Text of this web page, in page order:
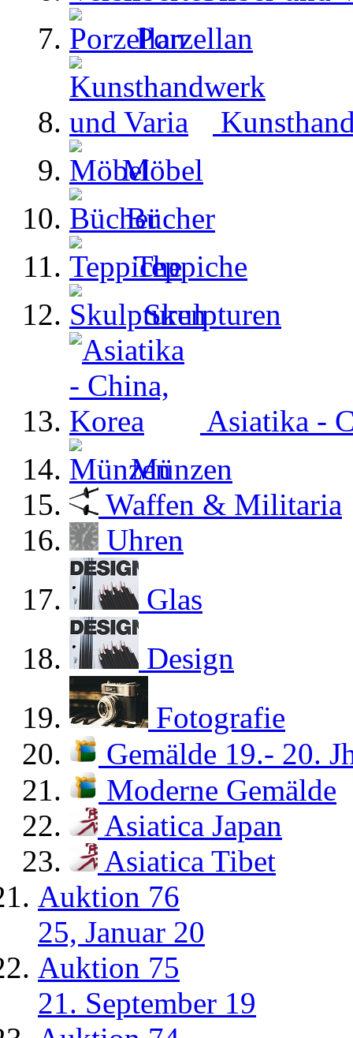
Porzellan
Möbel
Bücher
Teppiche
Skulpturen
Asiatika -
Münzen
Waffen & Militaria
Uhren
Glas
Design
Fotografie
Gemälde 19.- 20.
Moderne Gemälde
Asiatica Japan
Asiatica Tibet
Auktion 76
25, Januar 20
Auktion 75
21. September 19